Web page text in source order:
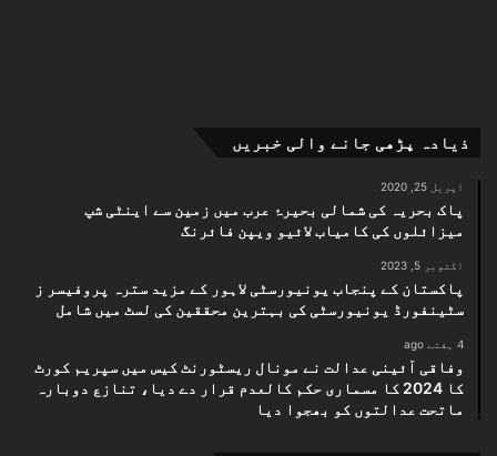
ذیادہ پڑھی جانے والی خبریں
اپریل 25, 2020
پاک بحریہ کی شمالی بحیرۂ عرب میں زمین سے اینٹی شپ
میزائلوں کی کامیاب لائیو ویپن فائرنگ
اکتوبر 5, 2023
پاکستان کے پنجاب یونیورسٹی لاہور کے مزید سترہ پروفیسر ز
سٹینفورڈ یونیورسٹی کی بہترین محققین کی لسٹ میں شامل
4 ہفتے ago
وفاقی آئینی عدالت نے مونال ریسٹورنٹ کیس میں سپریم کورٹ
کا 2024 کا مسماری حکم کالعدم قرار دے دیا، تنازع دوبارہ
ماتحت عدالتوں کو بھجوا دیا